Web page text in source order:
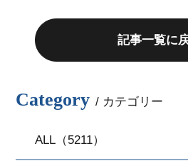
記事一覧に
Category / カテゴリー
ALL（5211）